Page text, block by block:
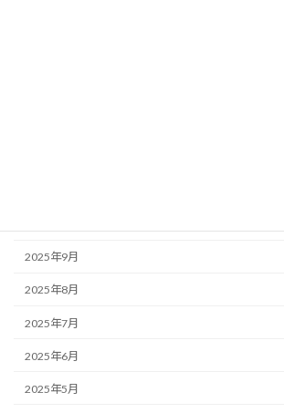
2025年9月
2025年8月
2025年7月
2025年6月
2025年5月